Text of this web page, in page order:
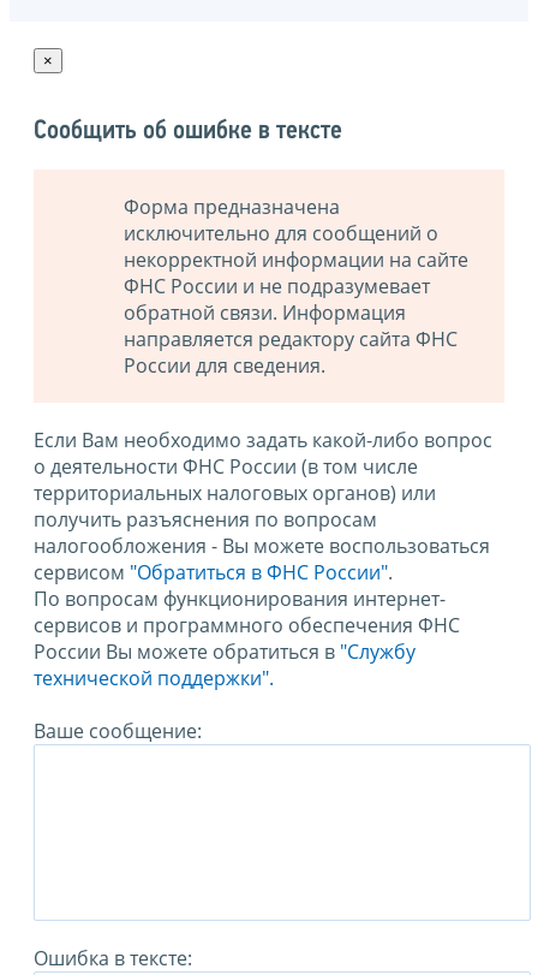
×
Сообщить об ошибке в тексте
Форма предназначена
исключительно для сообщений о
некорректной информации на сайте
ФНС России и не подразумевает
обратной связи. Информация
направляется редактору сайта ФНС
России для сведения.
Если Вам необходимо задать какой-либо вопрос
о деятельности ФНС России (в том числе
территориальных налоговых органов) или
получить разъяснения по вопросам
налогообложения - Вы можете воспользоваться
сервисом "Обратиться в ФНС России".
По вопросам функционирования интернет-
сервисов и программного обеспечения ФНС
России Вы можете обратиться в "Службу
технической поддержки".
Ваше сообщение:
Ошибка в тексте: